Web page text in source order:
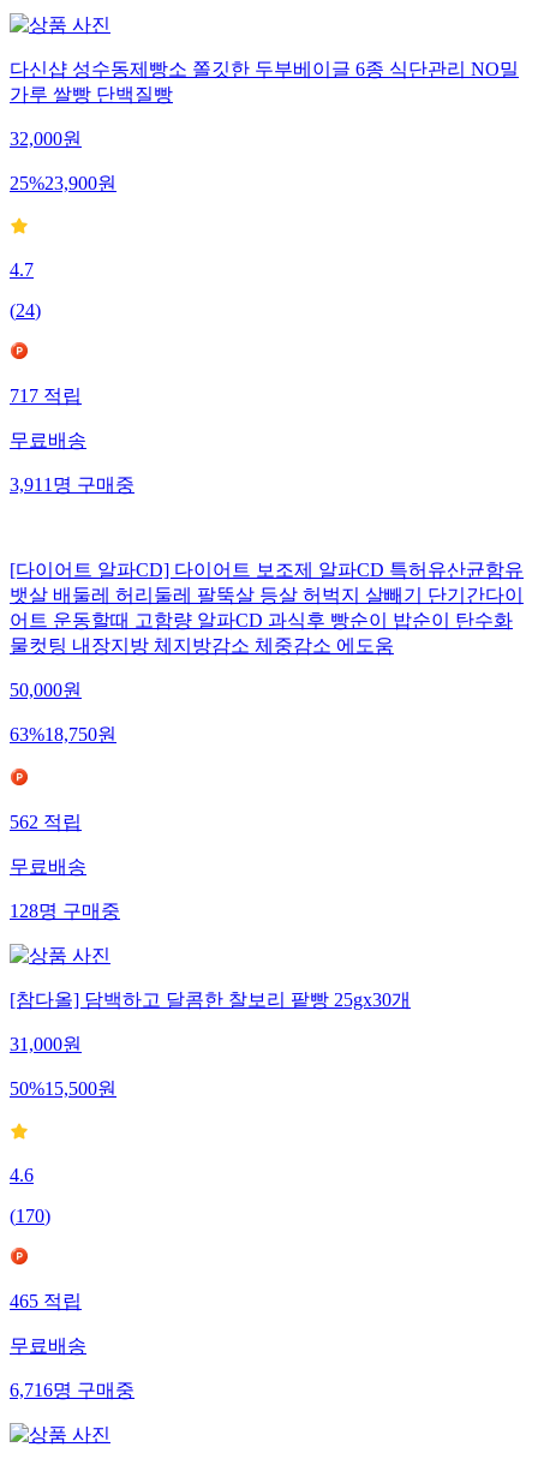
다신샵 성수동제빵소 쫄깃한 두부베이글 6종 식단관리 NO밀
가루 쌀빵 단백질빵
32,000원
25%23,900원
4.7
(24)
717적립
무료배송
3,911명구매중
[다이어트 알파CD] 다이어트 보조제 알파CD 특허유산균함유
뱃살 배둘레 허리둘레 팔뚝살 등살 허벅지 살빼기 단기간다이
어트 운동할때 고함량 알파CD 과식후 빵순이 밥순이 탄수화
물컷팅 내장지방 체지방감소 체중감소 에도움
50,000원
63%18,750원
562적립
무료배송
128명구매중
[참다올] 담백하고 달콤한 찰보리 팥빵 25gx30개
31,000원
50%15,500원
4.6
(170)
465적립
무료배송
6,716명구매중